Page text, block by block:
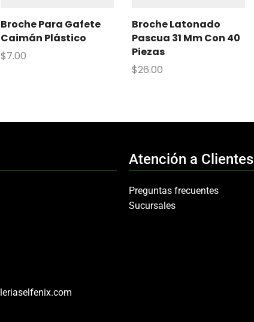
Broche Para Gafete
Caimán Plástico
$7.00
Broche Latonado
Pascua 31 Mm Con 40
Piezas
$26.00
Atención a Clientes
Preguntas frecuentes
Sucursales